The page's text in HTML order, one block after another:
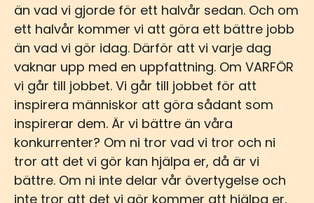
än vad vi gjorde för ett halvår sedan. Och om
ett halvår kommer vi att göra ett bättre jobb
än vad vi gör idag. Därför att vi varje dag
vaknar upp med en uppfattning. Om VARFÖR
vi går till jobbet. Vi går till jobbet för att
inspirera människor att göra sådant som
inspirerar dem. Är vi bättre än våra
konkurrenter? Om ni tror vad vi tror och ni
tror att det vi gör kan hjälpa er, då är vi
bättre. Om ni inte delar vår övertygelse och
inte tror att det vi gör kommer att hjälpa er,